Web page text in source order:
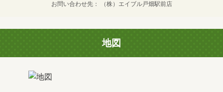
お問い合わせ先 （株）エイブル戸畑駅前店
地図